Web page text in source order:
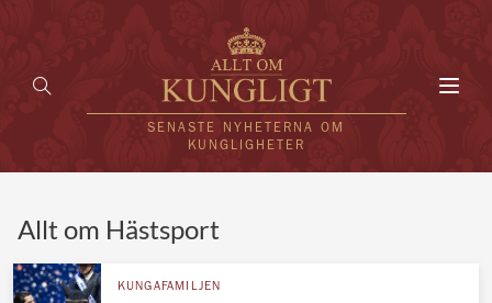
SENASTE NYHETERNA OM
KUNGLIGHETER
Allt om Hästsport
KUNGAFAMILJEN